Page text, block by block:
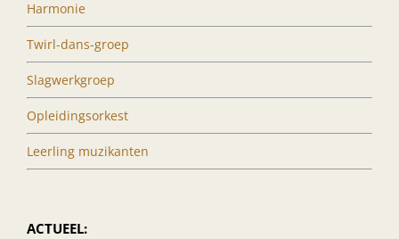
Harmonie
Twirl-dans-groep
Slagwerkgroep
Opleidingsorkest
Leerling muzikanten
ACTUEEL: